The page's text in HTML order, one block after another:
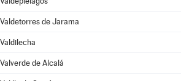
Valdetorres de Jarama
Valdilecha
Valverde de Alcalá